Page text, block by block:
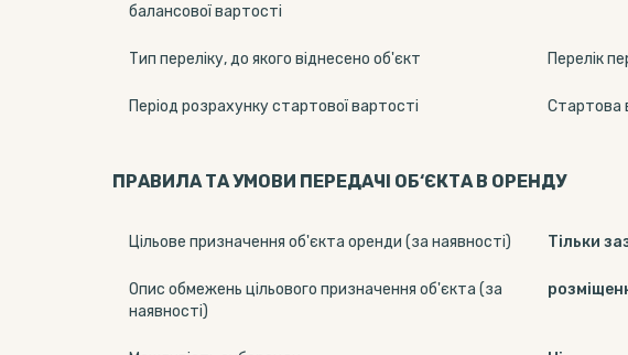
балансової вартості
Тип переліку, до якого віднесено об'єкт Перелік
Період розрахунку стартової вартості Стартова
ПРАВИЛА ТА УМОВИ ПЕРЕДАЧІ ОБ‘ЄКТА В ОРЕНДУ
Цільове призначення об'єкта оренди (за наявності) Тільки
Опис обмежень цільового призначення об'єкта (за
наявності)